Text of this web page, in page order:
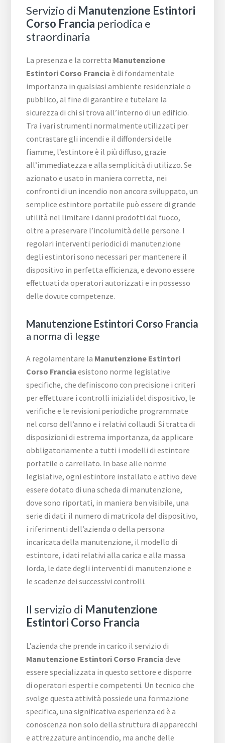
Servizio di Manutenzione Estintori
Corso Francia periodica e
straordinaria
La presenza e la corretta Manutenzione
Estintori Corso Francia è di fondamentale
importanza in qualsiasi ambiente residenziale o
pubblico, al fine di garantire e tutelare la
sicurezza di chi si trova all’interno di un edificio.
Tra i vari strumenti normalmente utilizzati per
contrastare gli incendi e il diffondersi delle
fiamme, l’estintore è il più diffuso, grazie
all’immediatezza e alla semplicità di utilizzo. Se
azionato e usato in maniera corretta, nei
confronti di un incendio non ancora sviluppato, un
semplice estintore portatile può essere di grande
utilità nel limitare i danni prodotti dal fuoco,
oltre a preservare l’incolumità delle persone. I
regolari interventi periodici di manutenzione
degli estintori sono necessari per mantenere il
dispositivo in perfetta efficienza, e devono essere
effettuati da operatori autorizzati e in possesso
delle dovute competenze.
Manutenzione Estintori Corso Francia
a norma di legge
A regolamentare la Manutenzione Estintori
Corso Francia esistono norme legislative
specifiche, che definiscono con precisione i criteri
per effettuare i controlli iniziali del dispositivo, le
verifiche e le revisioni periodiche programmate
nel corso dell’anno e i relativi collaudi. Si tratta di
disposizioni di estrema importanza, da applicare
obbligatoriamente a tutti i modelli di estintore
portatile o carrellato. In base alle norme
legislative, ogni estintore installato e attivo deve
essere dotato di una scheda di manutenzione,
dove sono riportati, in maniera ben visibile, una
serie di dati: il numero di matricola del dispositivo,
i riferimenti dell’azienda o della persona
incaricata della manutenzione, il modello di
estintore, i dati relativi alla carica e alla massa
lorda, le date degli interventi di manutenzione e
le scadenze dei successivi controlli.
Il servizio di Manutenzione
Estintori Corso Francia
L’azienda che prende in carico il servizio di
Manutenzione Estintori Corso Francia deve
essere specializzata in questo settore e disporre
di operatori esperti e competenti. Un tecnico che
svolge questa attività possiede una formazione
specifica, una significativa esperienza ed è a
conoscenza non solo della struttura di apparecchi
e attrezzature antincendio, ma anche delle